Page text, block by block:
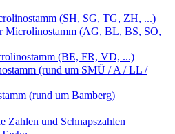
(SH, SG, TG, ZH, ...)
(AG, BL, BS, SO,
(BE, FR, VD, ...)
(rund um SMÜ / A / LL /
(rund um Bamberg)
Zahlen und Schnapszahlen